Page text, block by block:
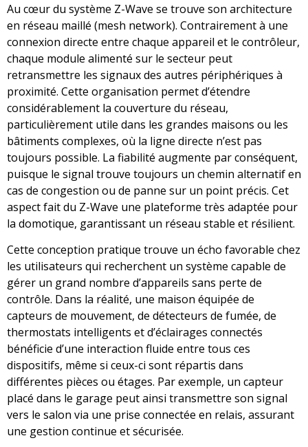
Au cœur du système Z-Wave se trouve son architecture
en réseau maillé (mesh network). Contrairement à une
connexion directe entre chaque appareil et le contrôleur,
chaque module alimenté sur le secteur peut
retransmettre les signaux des autres périphériques à
proximité. Cette organisation permet d’étendre
considérablement la couverture du réseau,
particulièrement utile dans les grandes maisons ou les
bâtiments complexes, où la ligne directe n’est pas
toujours possible. La fiabilité augmente par conséquent,
puisque le signal trouve toujours un chemin alternatif en
cas de congestion ou de panne sur un point précis. Cet
aspect fait du Z-Wave une plateforme très adaptée pour
la domotique, garantissant un réseau stable et résilient.
Cette conception pratique trouve un écho favorable chez
les utilisateurs qui recherchent un système capable de
gérer un grand nombre d’appareils sans perte de
contrôle. Dans la réalité, une maison équipée de
capteurs de mouvement, de détecteurs de fumée, de
thermostats intelligents et d’éclairages connectés
bénéficie d’une interaction fluide entre tous ces
dispositifs, même si ceux-ci sont répartis dans
différentes pièces ou étages. Par exemple, un capteur
placé dans le garage peut ainsi transmettre son signal
vers le salon via une prise connectée en relais, assurant
une gestion continue et sécurisée.